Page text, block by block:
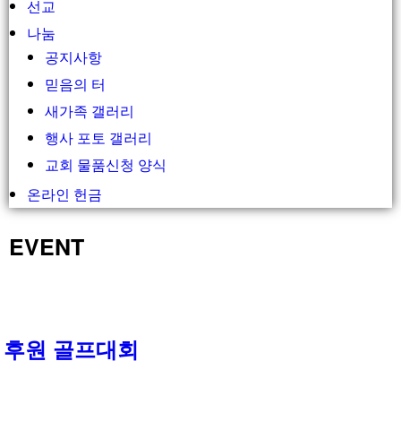
선교
나눔
공지사항
믿음의 터
새가족 갤러리
행사 포토 갤러리
교회 물품신청 양식
온라인 헌금
EVENT
원 골프대회